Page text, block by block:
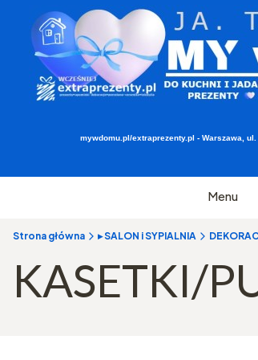
mywdomu.pl/extraprezenty.pl - Warszawa,
Menu
Strona główna ▸ SALON i SYPIALNIA
KASETKI/